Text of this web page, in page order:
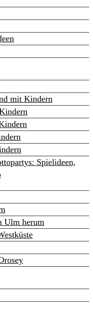
mit Kindern
Spielideen,
Ulm herum